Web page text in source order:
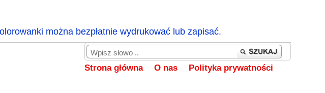
można bezpłatnie wydrukować lub zapisać.
Strona główna O nas Polityka prywatności